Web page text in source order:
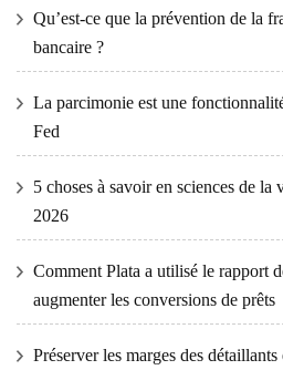
Qu’est-ce que la prévention de la
bancaire ?
La parcimonie est une
Fed
5 choses à savoir en sciences de
2026
Comment Plata a utilisé le rapport
augmenter les conversions de prêts
Préserver les marges des